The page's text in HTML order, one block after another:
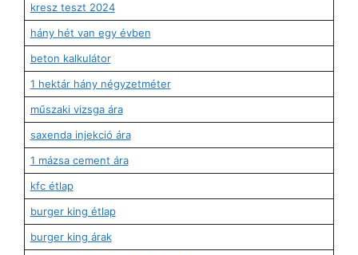
kresz teszt 2024
hány hét van egy évben
beton kalkulátor
1 hektár hány négyzetméter
műszaki vizsga ára
saxenda injekció ára
1 mázsa cement ára
kfc étlap
burger king étlap
burger king árak